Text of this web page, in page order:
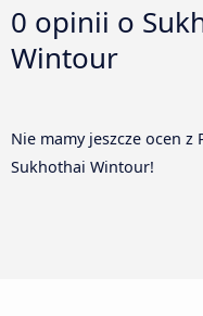
0 opinii o
Wintour
Nie mamy jeszcze ocen
Sukhothai Wintour!